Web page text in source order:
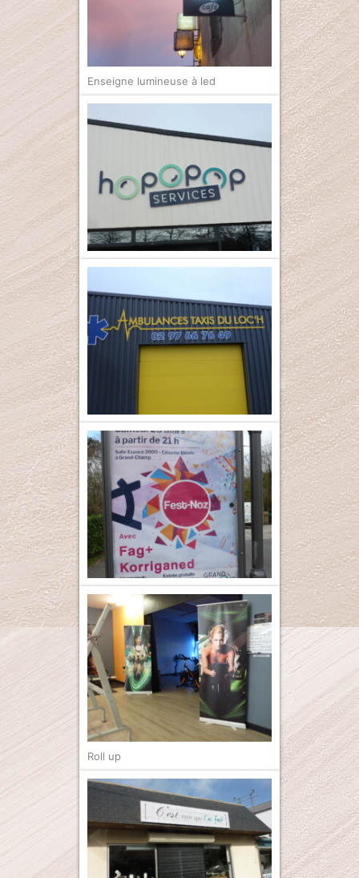
Enseigne lumineuse à led
Roll up